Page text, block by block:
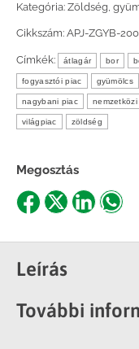
Kategória: Zöldség,
Cikkszám: APJ-ZGYB-
Címkék: átlagár bor
fogyasztói piac gyümölcs
nagybani piac
világpiac zöldség
Megosztás
Share
Facebook
Share
X
ShareShare
Leírás
További